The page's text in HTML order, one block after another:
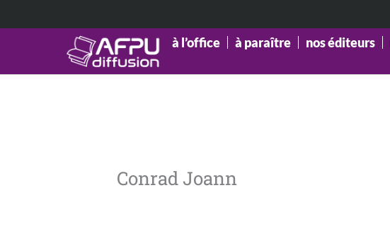
à l’office à paraître nos éditeurs
Conrad Joann